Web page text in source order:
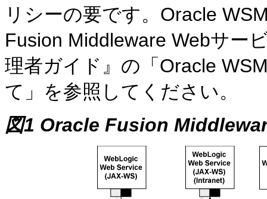
リシーの要です。Oracle
Fusion Middleware Webサー
理者ガイド』の「Oracle
て」を参照してください。
図1 Oracle Fusion